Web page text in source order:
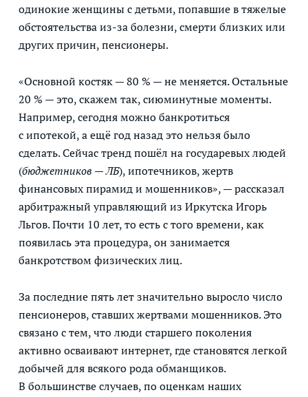
одинокие женщины с детьми, попавшие в тяжелые
обстоятельства из-за болезни, смерти близких или
других причин, пенсионеры.
«Основной костяк — 80 % — не меняется. Остальные
20 % — это, скажем так, сиюминутные моменты.
Например, сегодня можно банкротиться
с ипотекой, а ещё год назад это нельзя было
сделать. Сейчас тренд пошёл на государевых людей
(бюджетников — ЛБ), ипотечников, жертв
финансовых пирамид и мошенников», — рассказал
арбитражный управляющий из Иркутска Игорь
Льгов. Почти 10 лет, то есть с того времени, как
появилась эта процедура, он занимается
банкротством физических лиц.
За последние пять лет значительно выросло число
пенсионеров, ставших жертвами мошенников. Это
связано с тем, что люди старшего поколения
активно осваивают интернет, где становятся легкой
добычей для всякого рода обманщиков.
В большинстве случаев, по оценкам наших